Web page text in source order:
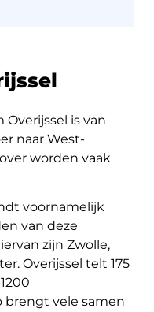
is van
naar West-
worden vaak
voornamelijk
van deze
zijn Zwolle,
Overijssel telt 175
brengt vele samen